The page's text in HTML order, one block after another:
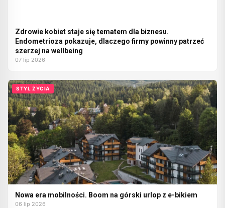
Zdrowie kobiet staje się tematem dla biznesu.
Endometrioza pokazuje, dlaczego firmy powinny patrzeć
szerzej na wellbeing
07 lip 2026
STYL ŻYCIA
Nowa era mobilności. Boom na górski urlop z e-bikiem
06 lip 2026